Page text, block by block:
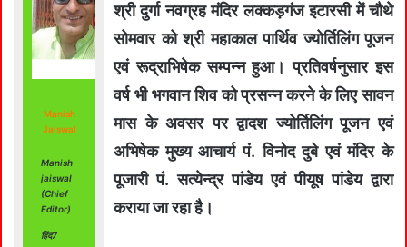
Manish
Jaiswal
Manish
jaiswal
(Chief
Editor)
हिंद7
श्री दुर्गा नवग्रह मंदिर लक्कड़गंज इटारसी में चौथे
सोमवार को श्री महाकाल पार्थिव ज्योर्तिलिंग पूजन
एवं रूद्राभिषेक सम्पन्न हुआ। प्रतिवर्षनुसार इस
वर्ष भी भगवान शिव को प्रसन्न करने के लिए सावन
मास के अवसर पर द्वादश ज्योर्तिलिंग पूजन एवं
अभिषेक मुख्य आचार्य पं. विनोद दुबे एवं मंदिर के
पूजारी पं. सत्येन्द्र पांडेय एवं पीयूष पांडेय द्वारा
कराया जा रहा है।